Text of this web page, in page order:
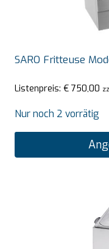
SARO Fritteuse
Listenpreis: € 750,00
Nur noch 2 vorrätig